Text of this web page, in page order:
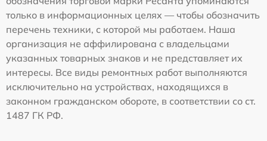
только в информационных целях — чтобы обозначить
перечень техники, с которой мы работаем. Наша
организация не аффилирована с владельцами
указанных товарных знаков и не представляет их
интересы. Все виды ремонтных работ выполняются
исключительно на устройствах, находящихся в
законном гражданском обороте, в соответствии со ст.
1487 ГК РФ.